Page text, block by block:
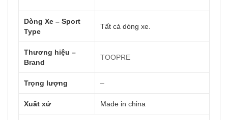
Dòng Xe – Sport
Type
Tất cả dòng xe.
Thương hiệu –
Brand
TOOPRE
Trọng lượng –
Xuất xứ Made in china